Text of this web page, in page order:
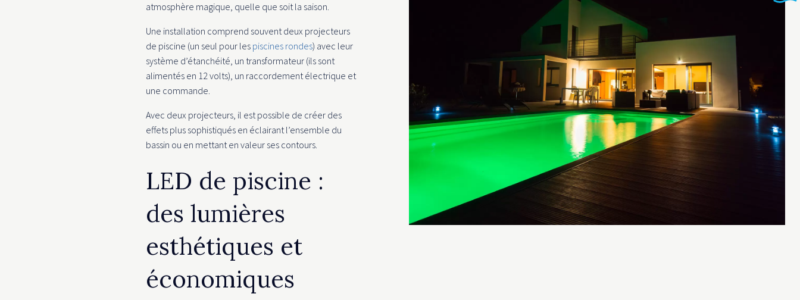
atmosphère magique, quelle que soit la saison.
Une installation comprend souvent deux projecteurs
de piscine (un seul pour les piscines rondes) avec leur
système d’étanchéité, un transformateur (ils sont
alimentés en 12 volts), un raccordement électrique et
une commande.
Avec deux projecteurs, il est possible de créer des
effets plus sophistiqués en éclairant l’ensemble du
bassin ou en mettant en valeur ses contours.
LED de piscine :
des lumières
esthétiques et
économiques